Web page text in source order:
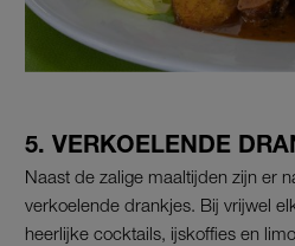
5. VERKOELENDE
Naast de zalige maaltijden zijn er
verkoelende drankjes. Bij vrijwel
heerlijke cocktails, ijskoffies en